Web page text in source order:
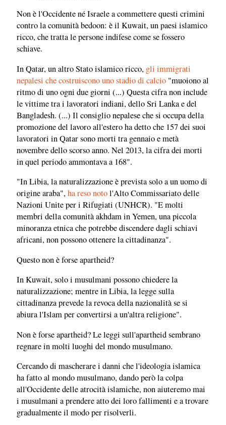
Non è l'Occidente né Israele a commettere questi crimini
contro la comunità bedoon: è il Kuwait, un paesi islamico
ricco, che tratta le persone indifese come se fossero
schiave.
In Qatar, un altro Stato islamico ricco, gli immigrati
nepalesi che costruiscono uno stadio di calcio "muoiono al
ritmo di uno ogni due giorni (...) Questa cifra non include
le vittime tra i lavoratori indiani, dello Sri Lanka e del
Bangladesh. (...) Il consiglio nepalese che si occupa della
promozione del lavoro all'estero ha detto che 157 dei suoi
lavoratori in Qatar sono morti tra gennaio e metà
novembre dello scorso anno. Nel 2013, la cifra dei morti
in quel periodo ammontava a 168".
"In Libia, la naturalizzazione è prevista solo a un uomo di
origine araba",ha reso notol'Alto Commissariato delle
Nazioni Unite per i Rifugiati (UNHCR). "E molti
membri della comunità akhdam in Yemen, una piccola
minoranza etnica che potrebbe discendere dagli schiavi
africani, non possono ottenere la cittadinanza".
Questo non è forse apartheid?
In Kuwait, solo i musulmani possono chiedere la
naturalizzazione; mentre in Libia, la legge sulla
cittadinanza prevede la revoca della nazionalità se si
abiura l'Islam per convertirsi a un'altra religione".
Non è forse apartheid? Le leggi sull'apartheid sembrano
regnare in molti luoghi del mondo musulmano.
Cercando di mascherare i danni che l'ideologia islamica
ha fatto al mondo musulmano, dando però la colpa
all'Occidente delle atrocità islamiche, non aiuteremo mai
i musulmani a prendere atto dei loro fallimenti e a trovare
gradualmente il modo per risolverli.